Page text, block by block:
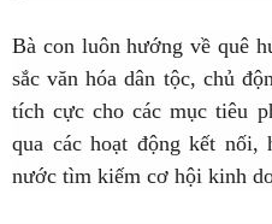
Bà con luôn hướng về quê
sắc văn hóa dân tộc, chủ
tích cực cho các mục tiêu
qua các hoạt động kết nối,
nước tìm kiếm cơ hội kinh